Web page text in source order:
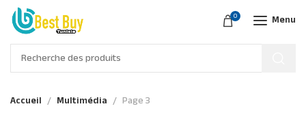
0 Menu
Accueil Multimédia
Page 3